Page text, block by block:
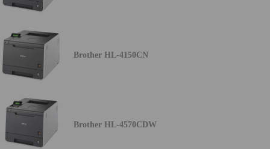
Brother HL-4150CN
Brother HL-4570CDW